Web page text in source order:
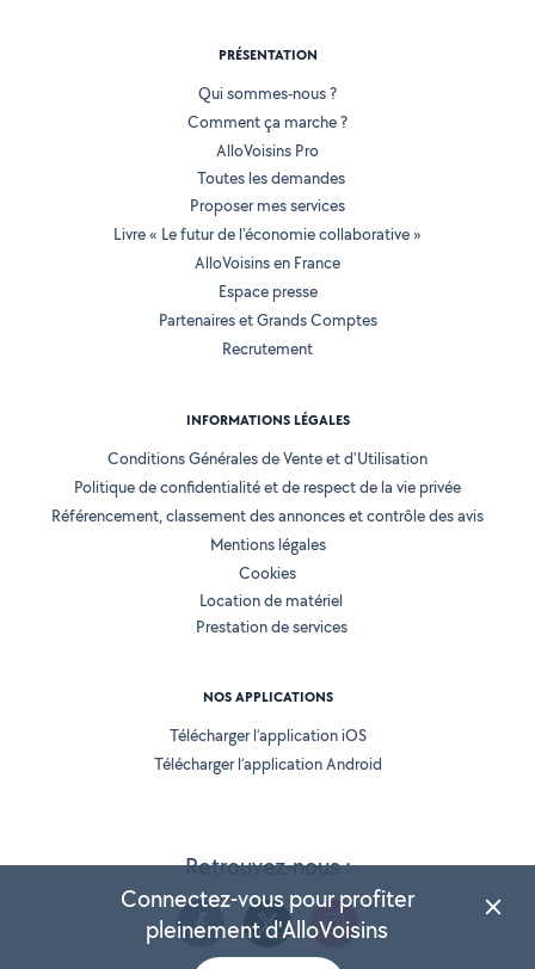
Retrouvez-nous :
PRÉSENTATION
Qui sommes-nous ?
Comment ça marche ?
AlloVoisins Pro
Toutes les demandes
Proposer mes services
Livre « Le futur de l'économie collaborative »
AlloVoisins en France
Espace presse
Partenaires et Grands Comptes
Recrutement
INFORMATIONS LÉGALES
Conditions Générales de Vente et d'Utilisation
Politique de confidentialité et de respect de la vie privée
Référencement, classement des annonces et contrôle des avis
Mentions légales
Cookies
Location de matériel
Prestation de services
NOS APPLICATIONS
Télécharger l’application iOS
Télécharger l’application Android
Connectez-vous pour profiter
pleinement d'AlloVoisins